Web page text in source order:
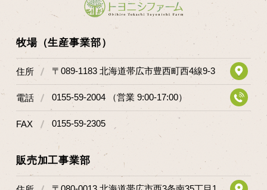
牧場（生産事業部）
住所 〒089-1183 北海道帯広市豊西町西4線9-3
電話 0155-59-2004 （営業 9:00-17:00）
FAX 0155-59-2305
販売加工事業部
法人のお客様
Facebook
Twitter
LINE公式アカウント
Instagram
RSS フィード